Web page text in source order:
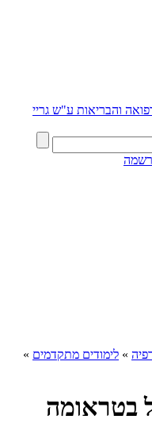
והבריאות ע"ש גריי
» לימודים מתקדמים »
בטראומה